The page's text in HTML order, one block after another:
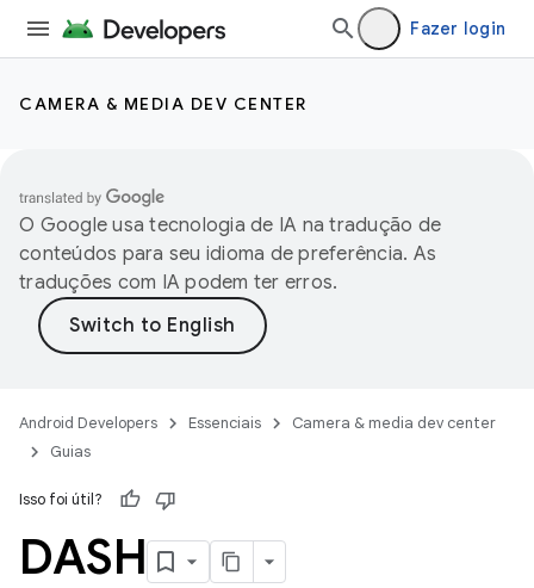
Fazer login
CAMERA & MEDIA DEV CENTER
O Google usa tecnologia de IA na tradução de
conteúdos para seu idioma de preferência. As
traduções com IA podem ter erros.
Android Developers Essenciais
Camera & media dev center
Guias
Isso foi útil?
DASH